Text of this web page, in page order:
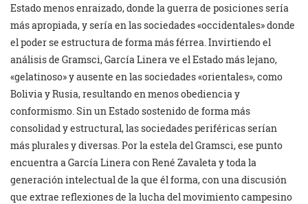
Estado menos enraizado, donde la guerra de posiciones sería
más apropiada, y sería en las sociedades «occidentales» donde
el poder se estructura de forma más férrea. Invirtiendo el
análisis de Gramsci, García Linera ve el Estado más lejano,
«gelatinoso» y ausente en las sociedades «orientales», como
Bolivia y Rusia, resultando en menos obediencia y
conformismo. Sin un Estado sostenido de forma más
consolidad y estructural, las sociedades periféricas serían
más plurales y diversas. Por la estela del Gramsci, ese punto
encuentra a García Linera con René Zavaleta y toda la
generación intelectual de la que él forma, con una discusión
que extrae reflexiones de la lucha del movimiento campesino